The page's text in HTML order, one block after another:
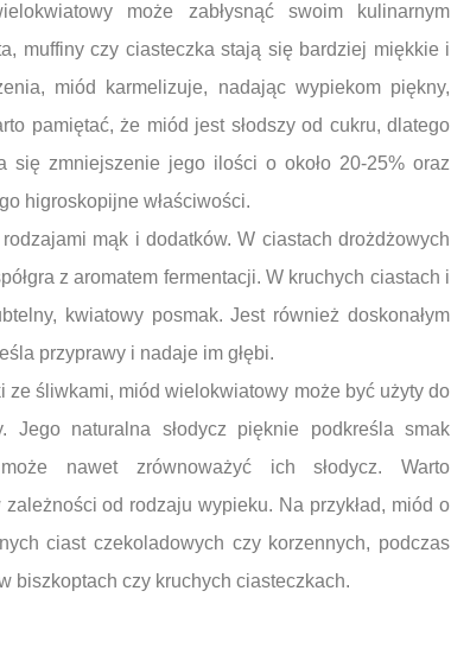
może zabłysnąć swoim kulinarnym
muffiny czy ciasteczka stają się bardziej miękkie i
miód karmelizuje, nadając wypiekom piękny,
pamiętać, że miód jest słodszy od cukru, dlatego
zmniejszenie jego ilości o około 20-25% oraz
higroskopijne właściwości.
mąk i dodatków. W ciastach drożdżowych
z aromatem fermentacji. W kruchych ciastach i
kwiatowy posmak. Jest również doskonałym
przyprawy i nadaje im głębi.
ze śliwkami, miód wielokwiatowy może być użyty do
Jego naturalna słodycz pięknie podkreśla smak
nawet zrównoważyć ich słodycz. Warto
od rodzaju wypieku. Na przykład, miód o
ciast czekoladowych czy korzennych, podczas
biszkoptach czy kruchych ciasteczkach.